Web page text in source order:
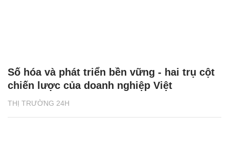
THỊ TRƯỜNG 24H
Số hóa và phát triển bền vững - hai trụ cột
chiến lược của doanh nghiệp Việt